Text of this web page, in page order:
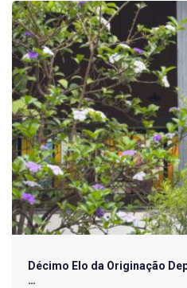
Décimo Elo da Originação
…